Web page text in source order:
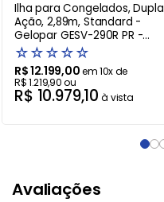
Ilha para Congelados, Dupla
Ação, 2,89m, Standard -
Gelopar GESV-290R PR -
220V
☆☆☆☆☆
R$12.199,00em10x de
R$1.219,90ou
R$ 10.979,10 à vista
Avaliações